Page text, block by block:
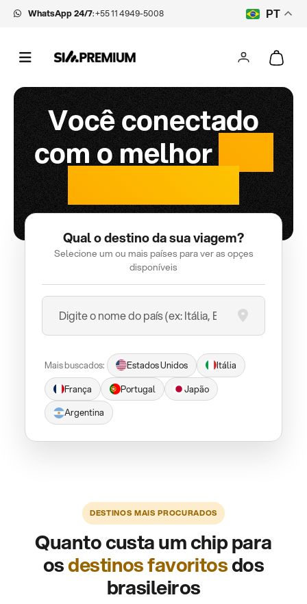
WhatsApp 24/7:+55 11 4949-5008 PT
Você conectado
com o melhor
Qual o destino da sua viagem?
Selecione um ou mais países para ver as opçes
disponíveis
Mais buscados: Estados Unidos
Itália
França
Portugal
Japão
Argentina
DESTINOS MAIS PROCURADOS
Quanto custa um chip para
osdestinos favoritosdos
brasileiros